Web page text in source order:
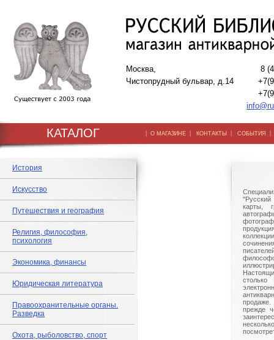
Москва,
Чистопрудный бульвар, д.14
8
КАТАЛОГ | О МАГАЗИНЕ | КОНТАКТЫ | СОБЫТИЯ
История
Искусство
Путешествия и география
Религия, философия,
психология
Экономика, финансы
Юридическая литература
Правоохранительные органы.
Разведка
Охота, рыболовство, спорт
"Русский
карты,
столько
прежде